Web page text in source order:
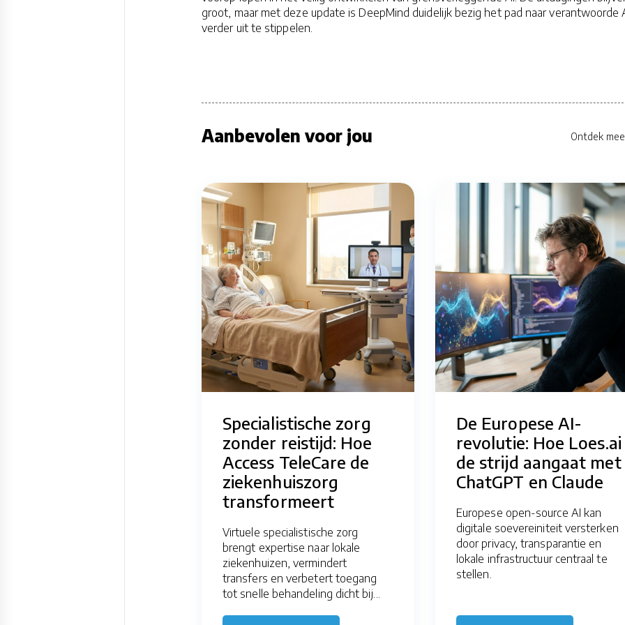
groot, maar met deze update is DeepMind duidelijk bezig het pad naar verantwoorde
verder uit te stippelen.
Aanbevolen voor jou Ontdek
Specialistische zorg
zonder reistijd: Hoe
Access TeleCare de
ziekenhuiszorg
transformeert
Virtuele specialistische zorg
brengt expertise naar lokale
ziekenhuizen, vermindert
transfers en verbetert toegang
tot snelle behandeling dicht bij...
De Europese AI-
revolutie: Hoe Loes.ai
de strijd aangaat met
ChatGPT en Claude
Europese open-source AI kan
digitale soevereiniteit versterken
door privacy, transparantie en
lokale infrastructuur centraal te
stellen.